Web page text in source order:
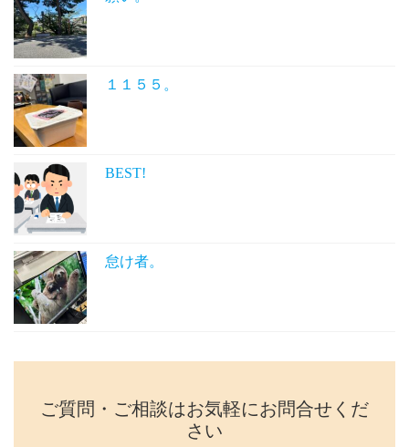
１１５５。
BEST!
怠け者。
ご質問・ご相談はお気軽にお問合せくだ
さい